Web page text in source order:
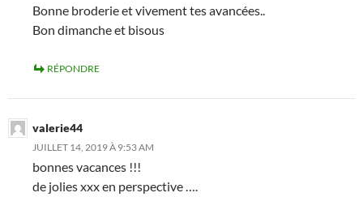
Bonne broderie et vivement tes avancées..
Bon dimanche et bisous
RÉPONDRE
valerie44
JUILLET 14, 2019 À 9:53 AM
bonnes vacances !!!
de jolies xxx en perspective ….